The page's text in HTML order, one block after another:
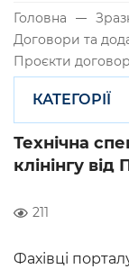
Головна
Договори та
Проєкти
КАТЕГОРІЇ
Технічна
клінінгу
211
Фахівці